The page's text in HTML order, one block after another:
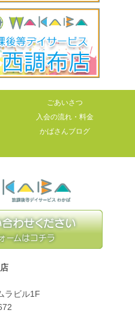
ごあいさつ
入会の流れ・料金
かばさんブログ
ラビル1F